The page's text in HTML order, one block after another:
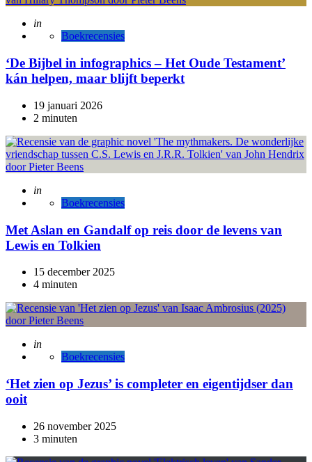
Posted
in
Boekrecensies
‘De Bijbel in infographics – Het Oude Testament’
kán helpen, maar blijft beperkt
19 januari 2026
2 minuten
Posted
in
Boekrecensies
Met Aslan en Gandalf op reis door de levens van
Lewis en Tolkien
15 december 2025
4 minuten
Posted
in
Boekrecensies
‘Het zien op Jezus’ is completer en eigentijdser dan
ooit
26 november 2025
3 minuten